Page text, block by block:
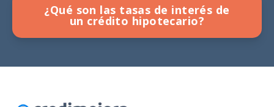
¿Qué son las tasas de interés de
un crédito hipotecario?